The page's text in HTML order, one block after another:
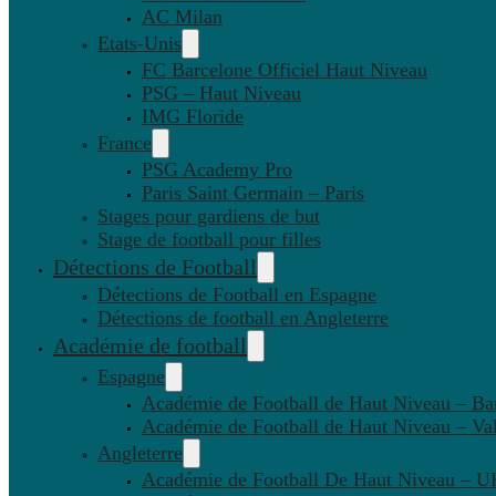
AC Milan
Etats-Unis
FC Barcelone Officiel Haut Niveau
PSG – Haut Niveau
IMG Floride
France
PSG Academy Pro
Paris Saint Germain – Paris
Stages pour gardiens de but
Stage de football pour filles
Détections de Football
Détections de Football en Espagne
Détections de football en Angleterre
Académie de football
Espagne
Académie de Football de Haut Niveau –
Académie de Football de Haut Niveau –
Angleterre
Académie de Football De Haut Niveau –